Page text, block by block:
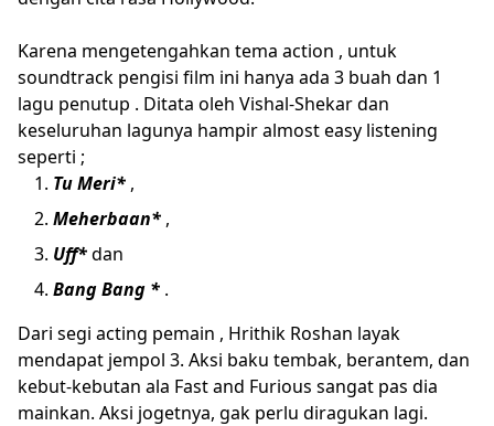
Karena mengetengahkan tema action , untuk
soundtrack pengisi film ini hanya ada 3 buah dan 1
lagu penutup . Ditata oleh Vishal-Shekar dan
keseluruhan lagunya hampir almost easy listening
seperti ;
Tu Meri* ,
Meherbaan* ,
Uff*dan
Bang Bang * .
Dari segi acting pemain , Hrithik Roshan layak
mendapat jempol 3. Aksi baku tembak, berantem, dan
kebut-kebutan ala Fast and Furious sangat pas dia
mainkan. Aksi jogetnya, gak perlu diragukan lagi.